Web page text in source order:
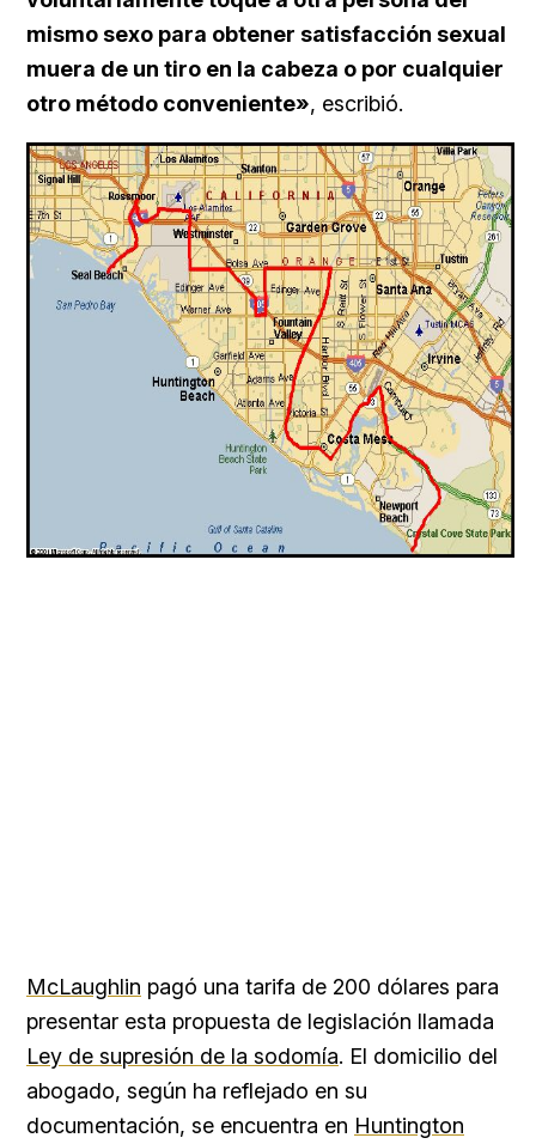
mismo sexo para obtener satisfacción sexual
muera de un tiro en la cabeza o por cualquier
otro método conveniente», escribió.
McLaughlin pagó una tarifa de 200 dólares para
presentar esta propuesta de legislación llamada
Ley de supresión de la sodomía. El domicilio del
abogado, según ha reflejado en su
documentación, se encuentra en Huntington